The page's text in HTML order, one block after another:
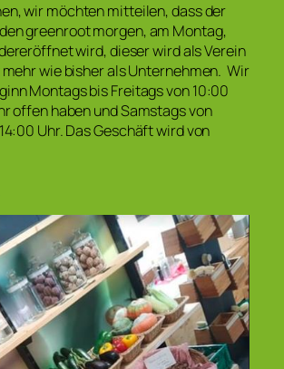
wir möchten mitteilen, dass der
greenroot morgen, am Montag,
wird, dieser wird als Verein
wie bisher als Unternehmen. Wir
Montags bis Freitags von 10:00
offen haben und Samstags von
Uhr. Das Geschäft wird von